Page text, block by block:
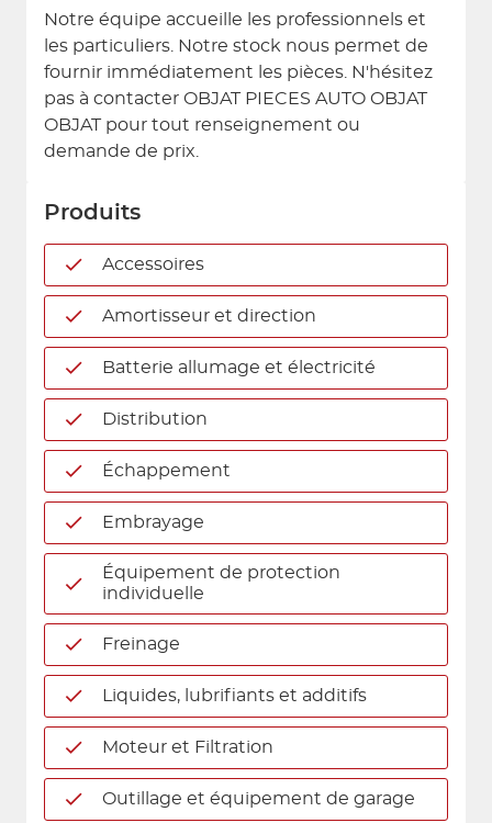
Notre équipe accueille les professionnels et
les particuliers. Notre stock nous permet de
fournir immédiatement les pièces. N'hésitez
pas à contacter OBJAT PIECES AUTO OBJAT
OBJAT pour tout renseignement ou
demande de prix.
Produits
Accessoires
Amortisseur et direction
Batterie allumage et électricité
Distribution
Échappement
Embrayage
Équipement de protection
individuelle
Freinage
Liquides, lubrifiants et additifs
Moteur et Filtration
Outillage et équipement de garage